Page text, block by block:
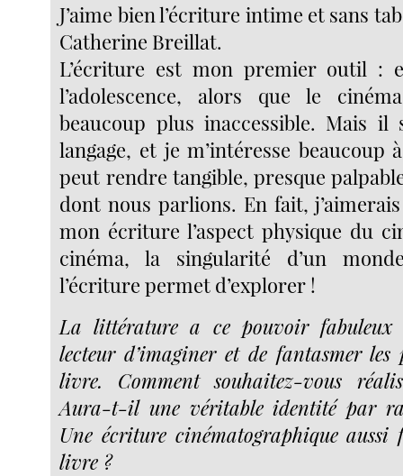
J’aime bien l’écriture intime et sans
Catherine Breillat.
L’écriture est mon premier outil :
l’adolescence, alors que le
beaucoup plus inaccessible. Mais il
langage, et je m’intéresse beaucoup
peut rendre tangible, presque
dont nous parlions. En fait,
mon écriture l’aspect physique du
cinéma, la singularité d’un
l’écriture permet d’explorer !
La littérature a ce pouvoir fabuleux
lecteur d’imaginer et de fantasmer les
livre. Comment souhaitez-vous
Aura-t-il une véritable identité par
Une écriture cinématographique aussi
livre ?